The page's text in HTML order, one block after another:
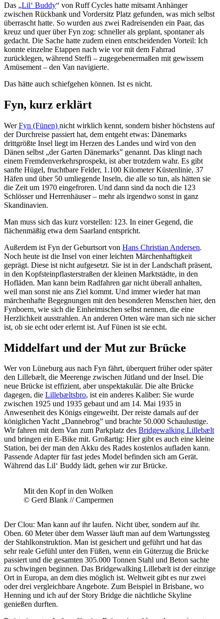
Das „Lil‘ Buddy“ von Ruff Cycles hatte mitsamt Anhänger
zwischen Rückbank und Vordersitz Platz gefunden, was mich selbst
überrascht hatte. So wurden aus zwei Radreisenden ein Paar, das
kreuz und quer über Fyn zog: schneller als geplant, spontaner als
gedacht. Die Sache hatte zudem einen entscheidenden Vorteil: Ich
konnte einzelne Etappen nach wie vor mit dem Fahrrad
zurücklegen, während Steffi – zugegebenermaßen mit gewissem
Amüsement – den Van navigierte.
Das hätte auch schiefgehen können. Ist es nicht.
Fyn, kurz erklärt
WerFyn (Fünen) nicht wirklich kennt, sondern bisher höchstens auf
der Durchreise passiert hat, dem entgeht etwas: Dänemarks
drittgrößte Insel liegt im Herzen des Landes und wird von den
Dänen selbst „der Garten Dänemarks” genannt. Das klingt nach
einem Fremdenverkehrsprospekt, ist aber trotzdem wahr. Es gibt
sanfte Hügel, fruchtbare Felder, 1.100 Kilometer Küstenlinie, 37
Häfen und über 50 umliegende Inseln, die alle so tun, als hätten sie
die Zeit um 1970 eingefroren. Und dann sind da noch die 123
Schlösser und Herrenhäuser – mehr als irgendwo sonst in ganz
Skandinavien.
Man muss sich das kurz vorstellen: 123. In einer Gegend, die
flächenmäßig etwa dem Saarland entspricht.
Außerdem ist Fyn der Geburtsort von Hans Christian Andersen.
Noch heute ist die Insel von einer leichten Märchenhaftigkeit
geprägt. Diese ist nicht aufgesetzt. Sie ist in der Landschaft präsent,
in den Kopfsteinpflasterstraßen der kleinen Marktstädte, in den
Hofläden. Man kann beim Radfahren gar nicht überall anhalten,
weil man sonst nie ans Ziel kommt. Und immer wieder hat man
märchenhafte Begegnungen mit den besonderen Menschen hier, den
Fynboern, wie sich die Einheimischen selbst nennen, die eine
Herzlichkeit ausstrahlen. An anderen Orten wäre man sich nie sicher
ist, ob sie echt oder erlernt ist. Auf Fünen ist sie echt.
Middelfart und der Mut zur Brücke
Wer von Lüneburg aus nach Fyn fährt, überquert früher oder später
den Lillebælt, die Meerenge zwischen Jütland und der Insel. Die
neue Brücke ist effizient, aber unspektakulär. Die alte Brücke
dagegen, die Lillebæltsbro, ist ein anderes Kaliber: Sie wurde
zwischen 1925 und 1935 gebaut und am 14. Mai 1935 in
Anwesenheit des Königs eingeweiht. Der reiste damals auf der
königlichen Yacht „Dannebrog” und brachte 50.000 Schaulustige.
Wir fahren mit dem Van zum Parkplatz des Bridgewalking Lillebælt
und bringen ein E-Bike mit. Großartig: Hier gibt es auch eine kleine
Station, bei der man den Akku des Rades kostenlos aufladen kann.
Passende Adapter für fast jedes Model befinden sich am Gerät.
Während das Lil‘ Buddy lädt, gehen wir zur Brücke.
Mit den Kopf in den Wolken
© Gerd Blank // Campermen
Der Clou: Man kann auf ihr laufen. Nicht über, sondern auf ihr.
Oben. 60 Meter über dem Wasser läuft man auf dem Wartungssteg
der Stahlkonstruktion. Man ist gesichert und geführt und hat das
sehr reale Gefühl unter den Füßen, wenn ein Güterzug die Brücke
passiert und die gesamten 305.000 Tonnen Stahl und Beton sachte
zu schwingen beginnen. Das Bridgewalking Lillebælt ist der einzige
Ort in Europa, an dem dies möglich ist. Weltweit gibt es nur zwei
oder drei vergleichbare Angebote. Zum Beispiel in Brisbane, wo
Henning und ich auf der Story Bridge die nächtliche Skyline
genießen durften.